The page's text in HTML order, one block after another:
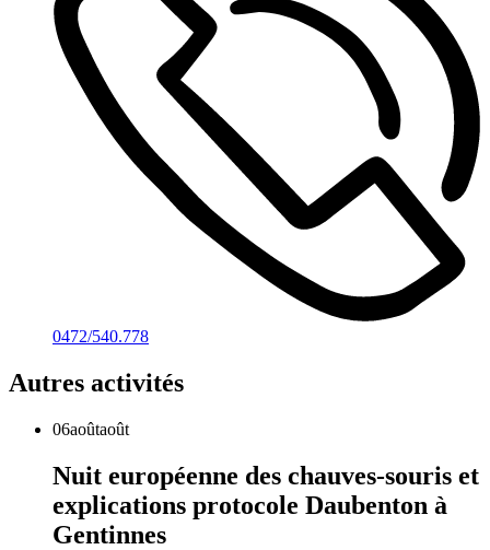
0472/540.778
Autres activités
06aoûtaoût
Nuit européenne des chauves-souris et
explications protocole Daubenton à
Gentinnes